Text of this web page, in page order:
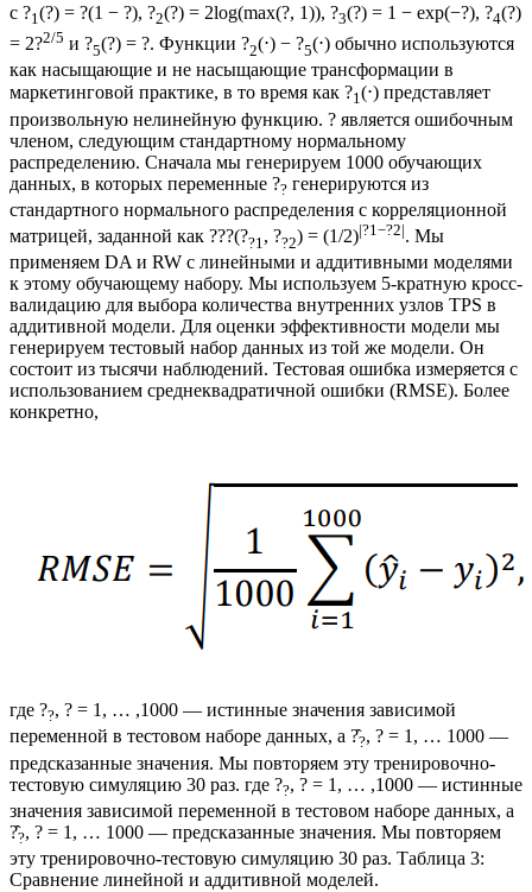
с ?1 (?) = ?(1 − ?), ?2(?) = 2log(max(?, 1)), ?3(?) = 1 − exp(−?), ?4(?)
= 2?2/5 и ?5(?) = ?. Функции ?2(⋅) − ?5(⋅) обычно используются
как насыщающие и не насыщающие трансформации в
маркетинговой практике, в то время как ?1(⋅) представляет
произвольную нелинейную функцию. ? является ошибочным
членом, следующим стандартному нормальному
распределению. Сначала мы генерируем 1000 обучающих
данных, в которых переменные ?? генерируются из
стандартного нормального распределения с корреляционной
матрицей, заданной как ???(??1 , ??2) = (1/2)|?1−?2|. Мы
применяем DA и RW с линейными и аддитивными моделями
к этому обучающему набору. Мы используем 5-кратную кросс-
валидацию для выбора количества внутренних узлов TPS в
аддитивной модели. Для оценки эффективности модели мы
генерируем тестовый набор данных из той же модели. Он
состоит из тысячи наблюдений. Тестовая ошибка измеряется с
использованием среднеквадратичной ошибки (RMSE). Более
конкретно,
где ??, ? = 1, … ,1000 — истинные значения зависимой
переменной в тестовом наборе данных, а ?̂?, ? = 1, … 1000 —
предсказанные значения. Мы повторяем эту тренировочно-
тестовую симуляцию 30 раз. где ??, ? = 1, … ,1000 — истинные
значения зависимой переменной в тестовом наборе данных, а
?̂?, ? = 1, … 1000 — предсказанные значения. Мы повторяем
эту тренировочно-тестовую симуляцию 30 раз. Таблица 3:
Сравнение линейной и аддитивной моделей.